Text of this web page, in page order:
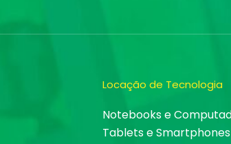
Locação de Tecnologia
Notebooks e
Tablets e Smartphones